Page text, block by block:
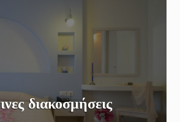
διακοσμήσεις